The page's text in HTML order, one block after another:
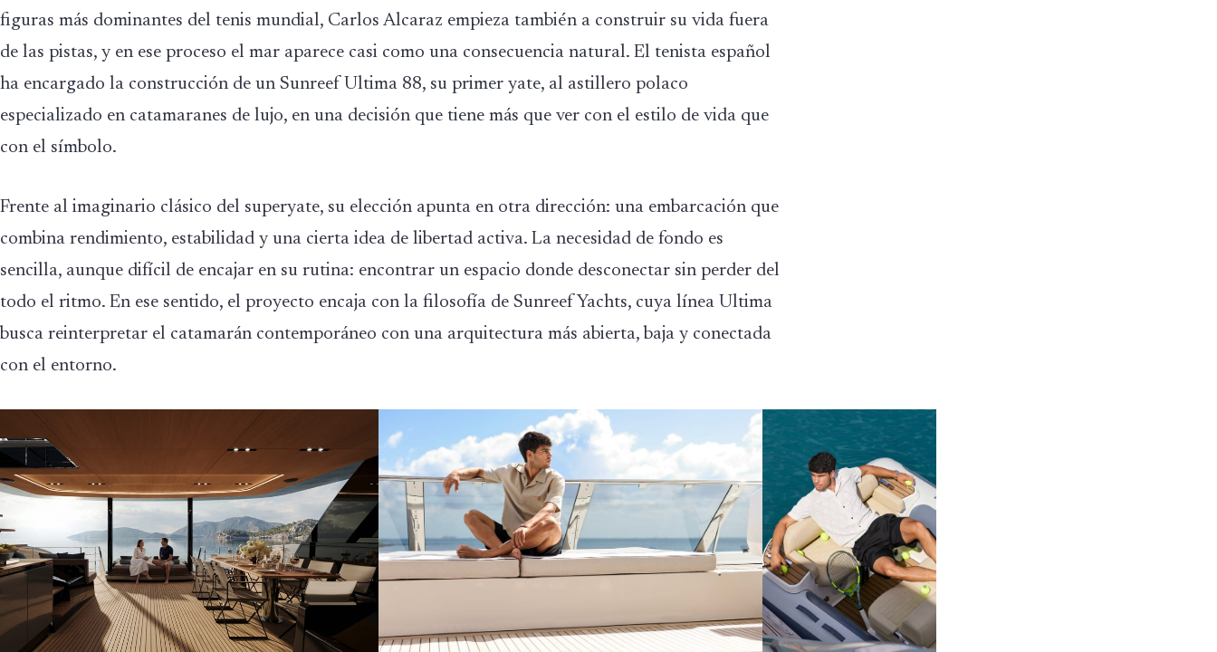
figuras más dominantes del tenis mundial, Carlos Alcaraz empieza también a construir su vida fuera
de las pistas, y en ese proceso el mar aparece casi como una consecuencia natural. El tenista español
ha encargado la construcción de un Sunreef Ultima 88, su primer yate, al astillero polaco
especializado en catamaranes de lujo, en una decisión que tiene más que ver con el estilo de vida que
con el símbolo.
Frente al imaginario clásico del superyate, su elección apunta en otra dirección: una embarcación que
combina rendimiento, estabilidad y una cierta idea de libertad activa. La necesidad de fondo es
sencilla, aunque difícil de encajar en su rutina: encontrar un espacio donde desconectar sin perder del
todo el ritmo. En ese sentido, el proyecto encaja con la filosofía de Sunreef Yachts, cuya línea Ultima
busca reinterpretar el catamarán contemporáneo con una arquitectura más abierta, baja y conectada
con el entorno.